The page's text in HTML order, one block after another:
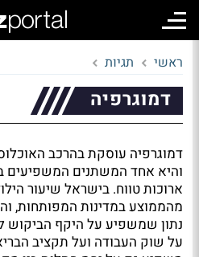
ראשי תגיות
דמוגרפיה
דמוגרפיה עוסקת בהרכב
והיא אחד המשתנים המשפיעים
ארוכות טווח. בישראל שיעור
מהממוצע במדינות המפותחות,
נתון שמשפיע על היקף הביקוש
על שוק העבודה ועל תקציב